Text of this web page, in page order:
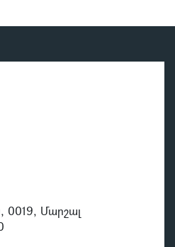
Մարշալ